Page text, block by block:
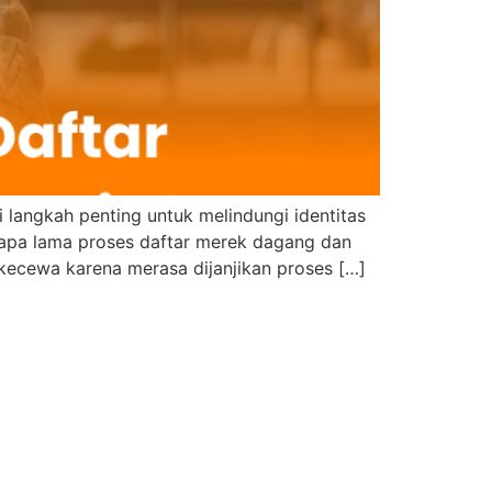
penting untuk melindungi identitas
lama proses daftar merek dagang dan
karena merasa dijanjikan proses […]